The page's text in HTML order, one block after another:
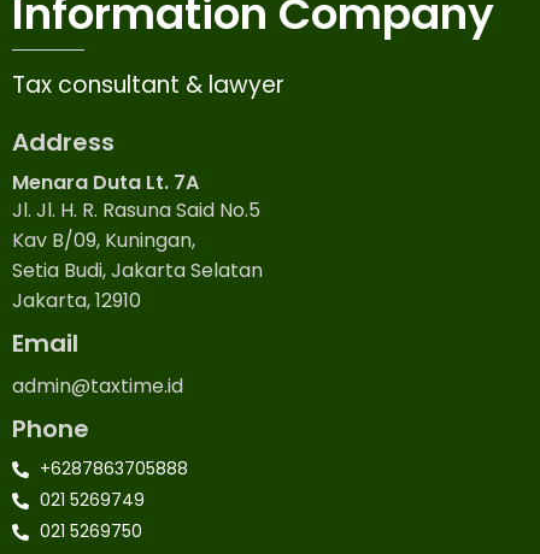
Information Company
Tax consultant & lawyer
Address
Menara Duta Lt. 7A
Jl. Jl. H. R. Rasuna Said No.5
Kav B/09, Kuningan,
Setia Budi, Jakarta Selatan
Jakarta, 12910
Email
admin@taxtime.id
Phone
+6287863705888
021 5269749
021 5269750